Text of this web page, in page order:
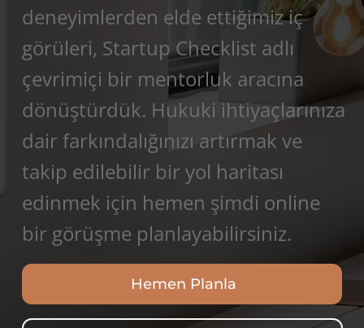
deneyimlerden elde ettiğimiz iç
görüleri, Startup Checklist adlı
çevrimiçi bir mentorluk aracına
dönüştürdük. Hukuki ihtiyaçlarınıza
dair farkındalığınızı artırmak ve
takip edilebilir bir yol haritası
edinmek için hemen şimdi online
bir görüşme planlayabilirsiniz.
Hemen Planla